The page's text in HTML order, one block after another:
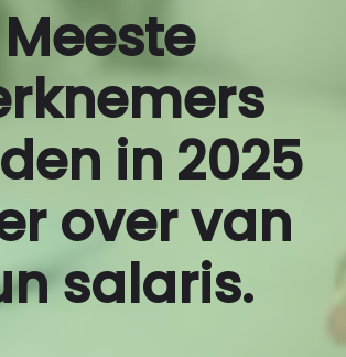
Meeste
in 2025
over van
salaris.